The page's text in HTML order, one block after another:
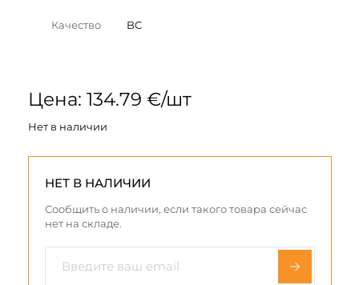
Качество BC
Цена: 134.79 €/шт
Нет в наличии
НЕТ В НАЛИЧИИ
Сообщить о наличии, если такого товара сейчас
нет на складе.